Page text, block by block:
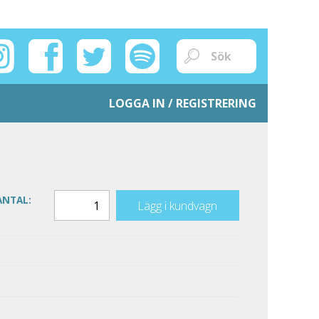
LOGGA IN / REGISTRERING
Lägg i kundvagn